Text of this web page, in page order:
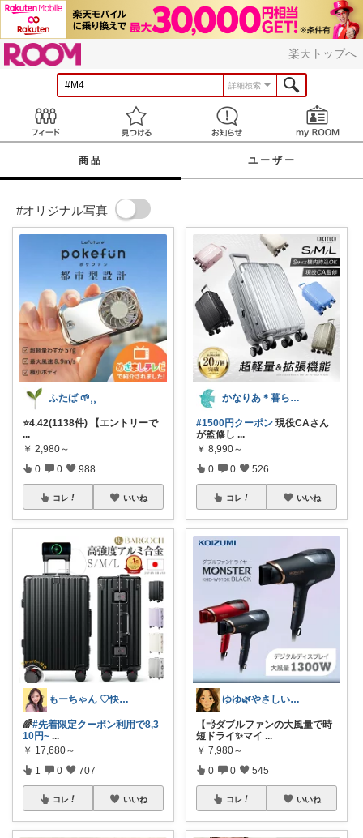
楽天トップへ
詳細検索
見つける お知らせ
商品 ユーザー
#オリジナル写真
ふたば 🌱⸒⸒
⭐️4.42(1138件) 【エントリーで
...
￥ 2,980～
0 0 988
コレ いいね
もーちゃん ♡快適生活~旅行大好き🌈✨
🌈#先着限定クーポン利用で8,3
10円~ ...
￥ 17,680～
1 0 707
コレ いいね
かなりあ＊暮らしのマルシェ
#1500円クーポン 現役CAさん
が監修し ...
￥ 8,990～
0 0 526
コレ いいね
ゆゆ🌿やさしい暮らしROOM
【💨ダブルファンの大風量で時
短ドライ✨マイ ...
￥ 7,980～
0 0 545
コレ いいね